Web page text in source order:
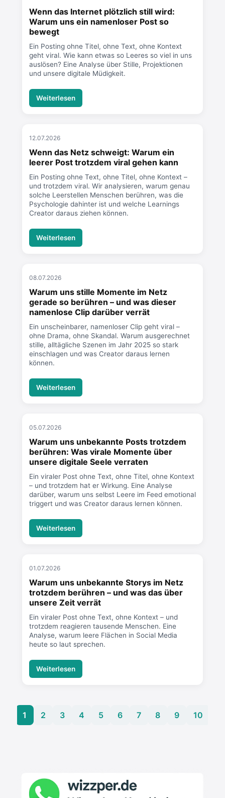
Wenn das Internet plötzlich still wird:
Warum uns ein namenloser Post so
bewegt
Ein Posting ohne Titel, ohne Text, ohne Kontext
geht viral. Wie kann etwas so Leeres so viel in uns
auslösen? Eine Analyse über Stille, Projektionen
und unsere digitale Müdigkeit.
Weiterlesen
12.07.2026
Wenn das Netz schweigt: Warum ein
leerer Post trotzdem viral gehen kann
Ein Posting ohne Text, ohne Titel, ohne Kontext –
und trotzdem viral. Wir analysieren, warum genau
solche Leerstellen Menschen berühren, was die
Psychologie dahinter ist und welche Learnings
Creator daraus ziehen können.
Weiterlesen
08.07.2026
Warum uns stille Momente im Netz
gerade so berühren – und was dieser
namenlose Clip darüber verrät
Ein unscheinbarer, namenloser Clip geht viral –
ohne Drama, ohne Skandal. Warum ausgerechnet
stille, alltägliche Szenen im Jahr 2025 so stark
einschlagen und was Creator daraus lernen
können.
Weiterlesen
05.07.2026
Warum uns unbekannte Posts trotzdem
berühren: Was virale Momente über
unsere digitale Seele verraten
Ein viraler Post ohne Text, ohne Titel, ohne Kontext
– und trotzdem hat er Wirkung. Eine Analyse
darüber, warum uns selbst Leere im Feed emotional
triggert und was Creator daraus lernen können.
Weiterlesen
01.07.2026
Warum uns unbekannte Storys im Netz
trotzdem berühren – und was das über
unsere Zeit verrät
Ein viraler Post ohne Text, ohne Kontext – und
trotzdem reagieren tausende Menschen. Eine
Analyse, warum leere Flächen in Social Media
heute so laut sprechen.
Weiterlesen
1 2 3 4 5 6 7 8 9 10